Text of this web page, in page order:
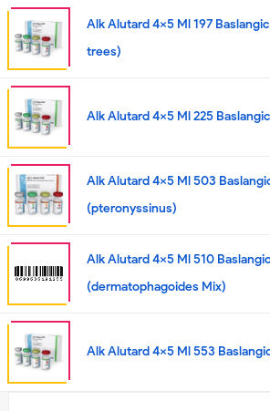
Alk Alutard 4x5 Ml 197
trees)
Alk Alutard 4x5 Ml 225 Baslangic
Alk Alutard 4x5 Ml 503
(pteronyssinus)
Alk Alutard 4x5 Ml 510 Baslangic
(dermatophagoides Mix)
Alk Alutard 4x5 Ml 553